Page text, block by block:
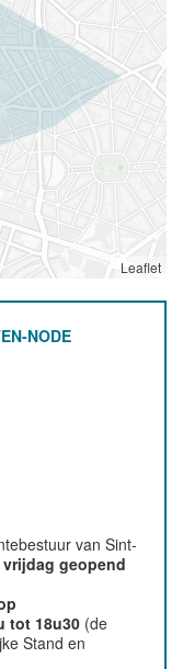
Leaflet
NODE
van Sint-
geopend
tot 18u30 (de
Stand en